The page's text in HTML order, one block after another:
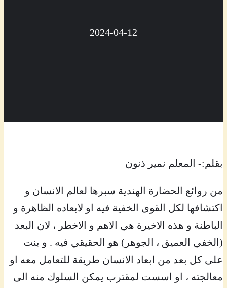
2024-04-12
بقلم:- المعلم نمير ذنون
من روائع الحضارة الهندية سبرها لعالم الانسان و
اكتشافها لكل القوى الخفية فيه او لابعاده الظاهرة و
الباطنة و هذه الاخيرة هي الاهم و الاخطر ، لان البعد
(الخفي العميق ، الجوهر) هو الحقيقي فيه . و بنت
على كل بعد من ابعاد الانسان طريقة للتعامل معه او
معالجته ، او اسست لمقترب يمكن السلوك منه الى